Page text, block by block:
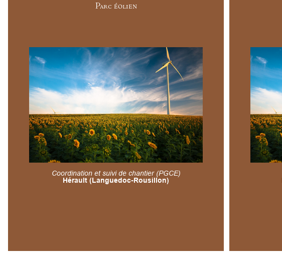
Parc éolien
Coordination et suivi de chantier (PGCE)
Hérault (Languedoc-Rousillon)